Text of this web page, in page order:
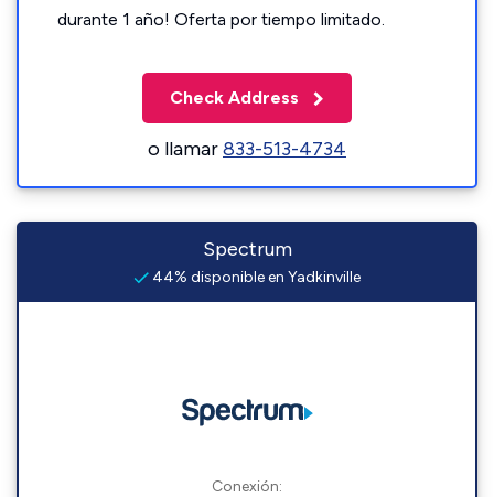
durante 1 año! Oferta por tiempo limitado.
Check Address
o llamar833-513-4734
Spectrum
44% disponible en Yadkinville
Conexión: